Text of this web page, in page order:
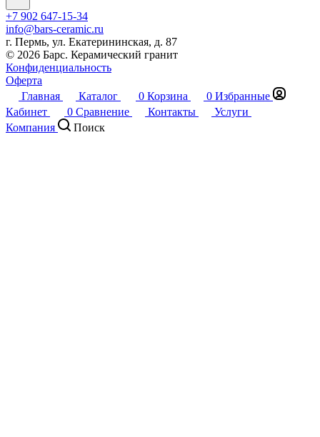
+7 902 647-15-34
info@bars-ceramic.ru
г. Пермь, ул. Екатерининская, д. 87
© 2026 Барс. Керамический гранит
Конфиденциальность
Оферта
Главная
Каталог 0 Корзина 0 Избранные
Кабинет
0 Сравнение Контакты
Услуги
Компания
Поиск